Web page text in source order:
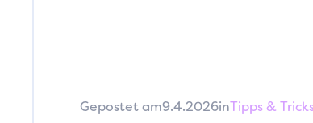
Gepostet am9.4.2026in Tipps &